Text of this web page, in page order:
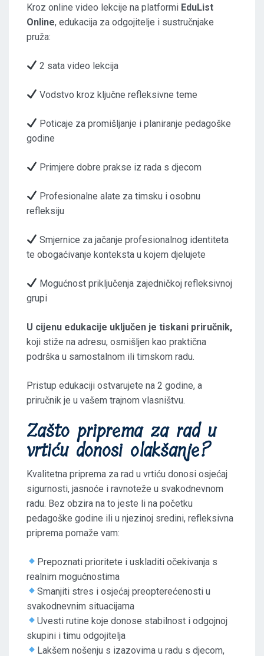
Kroz online video lekcije na platformi EduList
Online, edukacija za odgojitelje i sustručnjake
pruža:
2 sata video lekcija
Vodstvo kroz ključne refleksivne teme
Poticaje za promišljanje i planiranje pedagoške
godine
Primjere dobre prakse iz rada s djecom
Profesionalne alate za timsku i osobnu
refleksiju
Smjernice za jačanje profesionalnog identiteta
te obogaćivanje konteksta u kojem djelujete
Mogućnost priključenja zajedničkoj refleksivnoj
grupi
U cijenu edukacije uključen je tiskani priručnik,
koji stiže na adresu, osmišljen kao praktična
podrška u samostalnom ili timskom radu.
Pristup edukaciji ostvarujete na 2 godine, a
priručnik je u vašem trajnom vlasništvu.
Zašto priprema za rad u
vrtiću donosi olakšanje?
Kvalitetna priprema za rad u vrtiću donosi osjećaj
sigurnosti, jasnoće i ravnoteže u svakodnevnom
radu. Bez obzira na to jeste li na početku
pedagoške godine ili u njezinoj sredini, refleksivna
priprema pomaže vam:
Prepoznati prioritete i uskladiti očekivanja s
realnim mogućnostima
Smanjiti stres i osjećaj preopterećenosti u
svakodnevnim situacijama
Uvesti rutine koje donose stabilnost i odgojnoj
skupini i timu odgojitelja
Lakšem nošenju s izazovima u radu s djecom,